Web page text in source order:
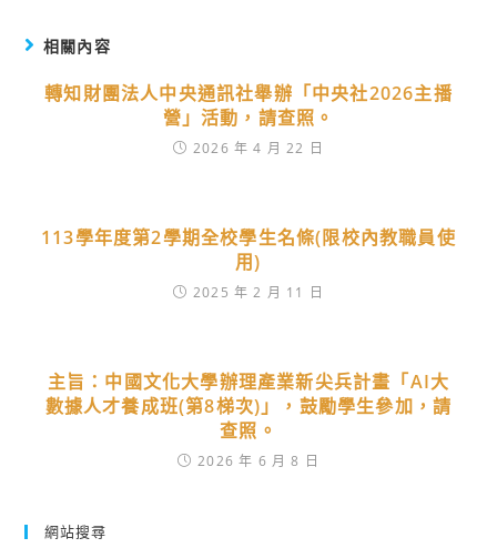
相關內容
轉知財團法人中央通訊社舉辦「中央社2026主播
營」活動，請查照。
2026 年 4 月 22 日
113學年度第2學期全校學生名條(限校內教職員使
用)
2025 年 2 月 11 日
主旨：中國文化大學辦理產業新尖兵計畫「AI大
數據人才養成班(第8梯次)」，鼓勵學生參加，請
查照。
2026 年 6 月 8 日
網站搜尋